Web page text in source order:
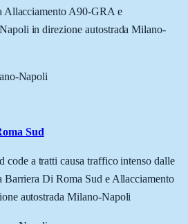
Allacciamento A90-GRA e
in direzione autostrada Milano-
Napoli
Sud
code a tratti causa traffico intenso dalle
Barriera Di Roma Sud e Allacciamento
autostrada Milano-Napoli